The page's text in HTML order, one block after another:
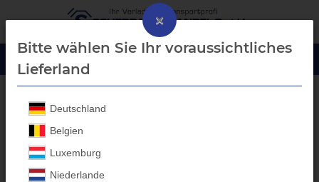
Anhänger Ersatzteile
×
Bitte wählen Sie Ihr voraussichtliches
Lieferland
Deutschland
Belgien
Luxemburg
Niederlande